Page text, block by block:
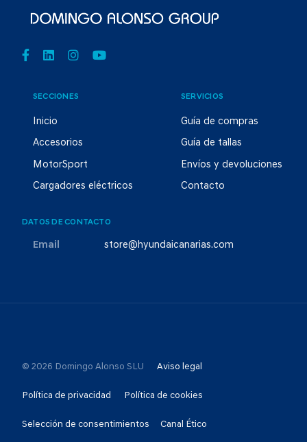
SECCIONES
Inicio
Accesorios
MotorSport
Cargadores eléctricos
SERVICIOS
Guía de compras
Guía de tallas
Envíos y devoluciones
Contacto
DATOS DE CONTACTO
Email store@hyundaicanarias.com
© 2026 Domingo Alonso SLU Aviso legal
Política de privacidad Política de cookies
Selección de consentimientos Canal Ético